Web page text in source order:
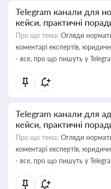
Telegram канали для
кейси, практичні
Про що тема: Огляди
коментарі експертів,
- все, про що пишуть у
Telegram канали для
кейси, практичні
Про що тема: Огляди
коментарі експертів,
- все, про що пишуть у